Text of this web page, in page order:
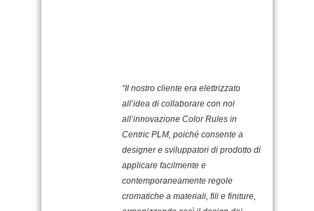
“Il nostro cliente era elettrizzato
all’idea di collaborare con noi
all’innovazione Color Rules in
Centric PLM, poiché consente a
designer e sviluppatori di prodotto di
applicare facilmente e
contemporaneamente regole
cromatiche a materiali, fili e finiture,